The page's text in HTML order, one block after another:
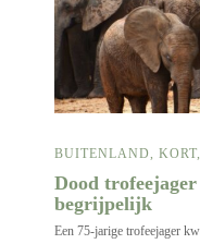
BUITENLAND KORT
Dood
begrijpelijk
Een 75-jarige trofeejager